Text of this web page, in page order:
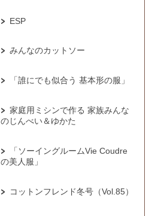
ESP
みんなのカットソー
「誰にでも似合う 基本形の服」
家庭用ミシンで作る 家族みんな
のじんべい＆ゆかた
「ソーイングルームVie Coudre
の美人服」
コットンフレンド冬号（Vol.85）